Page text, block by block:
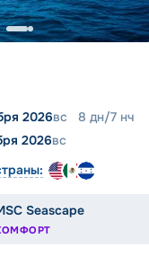
2026вс 8 дн/7 нч
2026вс
Seascape